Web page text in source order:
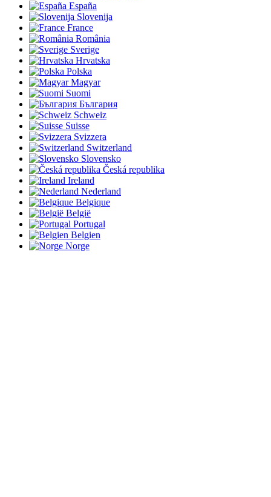
España
Slovenija
France
România
Sverige
Hrvatska
Polska
Magyar
Suomi
България
Schweiz
Suisse
Svizzera
Switzerland
Slovensko
Česká republika
Ireland
Nederland
Belgique
België
Portugal
Belgien
Norge